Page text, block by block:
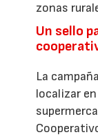
zonas
Un sello
La
localizar